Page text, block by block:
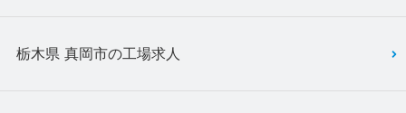
栃木県 真岡市の工場求人